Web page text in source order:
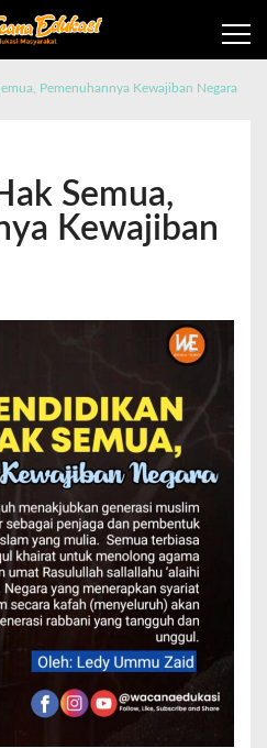
Pemenuhannya Kewajiban Negara
Semua,
Kewajiban